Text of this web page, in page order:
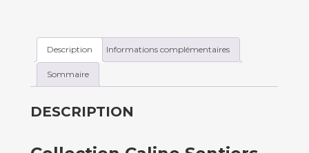
Description Informations complémentaires
Sommaire
DESCRIPTION